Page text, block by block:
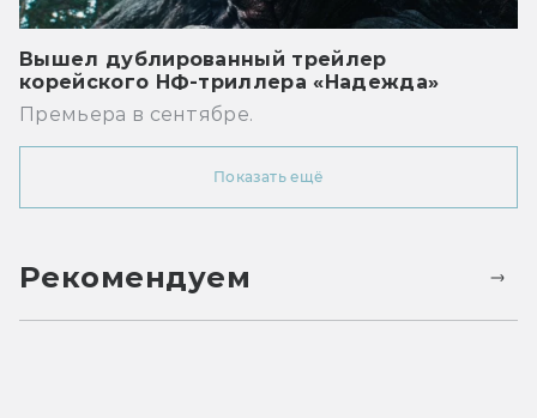
Вышел дублированный трейлер
корейского НФ-триллера «Надежда»
Премьера в сентябре.
Показать ещё
Рекомендуем